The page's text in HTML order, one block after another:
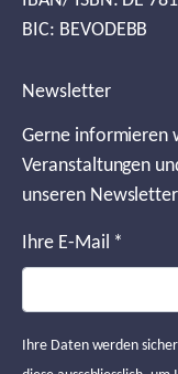
BIC: BEVODEBB
Newsletter
Gerne informieren
Veranstaltungen
unseren
Ihre E-Mail *
Ihre Daten werden